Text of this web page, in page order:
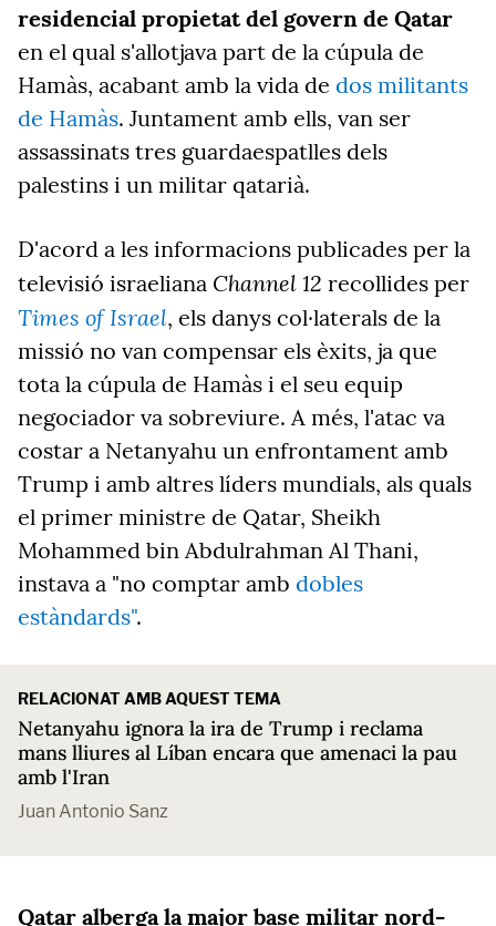
residencial propietat del govern de Qatar
en el qual s'allotjava part de la cúpula de
Hamàs, acabant amb la vida de dos militants
de Hamàs. Juntament amb ells, van ser
assassinats tres guardaespatlles dels
palestins i un militar qatarià.
D'acord a les informacions publicades per la
televisió israeliana Channel 12 recollides per
Times of Israel, els danys col·laterals de la
missió no van compensar els èxits, ja que
tota la cúpula de Hamàs i el seu equip
negociador va sobreviure. A més, l'atac va
costar a Netanyahu un enfrontament amb
Trump i amb altres líders mundials, als quals
el primer ministre de Qatar, Sheikh
Mohammed bin Abdulrahman Al Thani,
instava a "no comptar amb dobles
estàndards".
RELACIONAT AMB AQUEST TEMA
Netanyahu ignora la ira de Trump i reclama
mans lliures al Líban encara que amenaci la pau
amb l'Iran
Juan Antonio Sanz
Qatar alberga la major base militar nord-